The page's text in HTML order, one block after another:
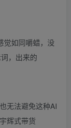
觉如同嚼蜡，没
，出来的
无法避免这种AI
辉式带货